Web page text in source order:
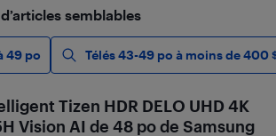
semblables
49 po Télés 43-49 po à moins de 400
Tizen HDR DELO UHD 4K
Vision AI de 48 po de Samsung